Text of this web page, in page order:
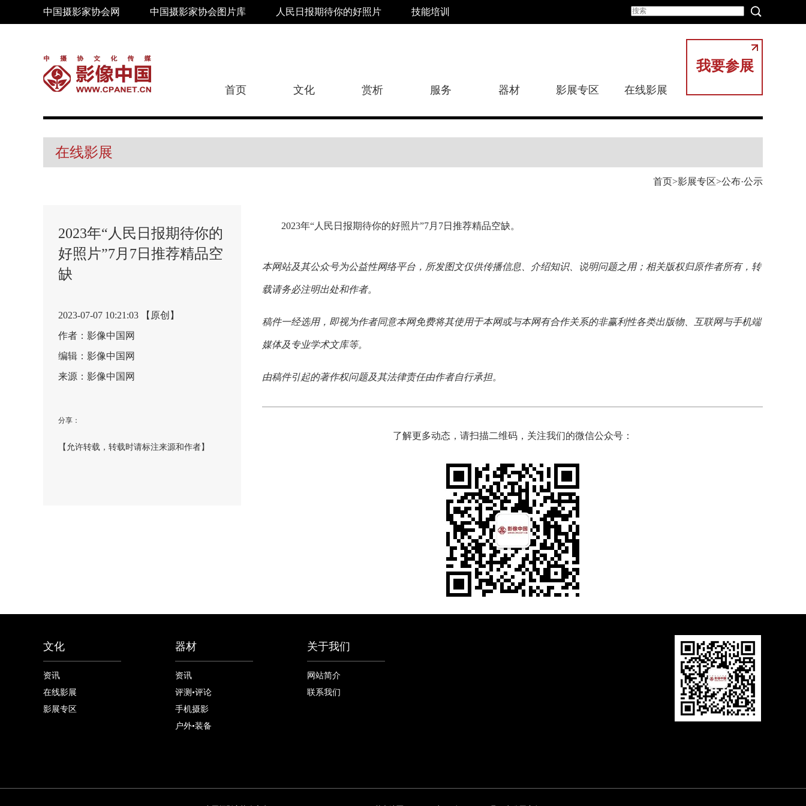
中国摄影家协会网 中国摄影家协会图片库 人民日报期待你的好照片 技能培训
我要参展
首页 文化 赏析 服务 器材 影展专区 在线影展
在线影展
首页 影展专区 公布·公示
2023年“人民日报期待你的
好照片”7月7日推荐精品空
缺
2023-07-07 10:21:03 【原创】
作者：影像中国网
编辑：影像中国网
来源：影像中国网
分享：
【允许转载，转载时请标注来源和作者】
2023年“人民日报期待你的好照片”7月7日推荐精品空缺。
本网站及其公众号为公益性网络平台，所发图文仅供传播信息、介绍知识、说明问题之用；相关版权归原作者所有，转
载请务必注明出处和作者。
稿件一经选用，即视为作者同意本网免费将其使用于本网或与本网有合作关系的非赢利性各类出版物、互联网与手机端
媒体及专业学术文库等。
由稿件引起的著作权问题及其法律责任由作者自行承担。
了解更多动态，请扫描二维码，关注我们的微信公众号：
文化
资讯
在线影展
影展专区
器材
资讯
评测•评论
手机摄影
户外•装备
关于我们
网站简介
联系我们